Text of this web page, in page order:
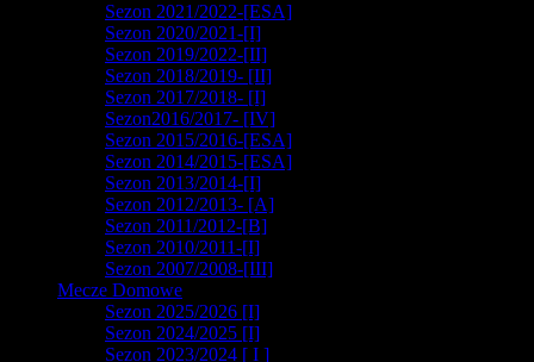
Sezon 2021/2022-[ESA]
Sezon 2020/2021-[I]
Sezon 2019/2022-[II]
Sezon 2018/2019- [II]
Sezon 2017/2018- [I]
Sezon2016/2017- [IV]
Sezon 2015/2016-[ESA]
Sezon 2014/2015-[ESA]
Sezon 2013/2014-[I]
Sezon 2012/2013- [A]
Sezon 2011/2012-[B]
Sezon 2010/2011-[I]
Sezon 2007/2008-[III]
Mecze Domowe
Sezon 2025/2026 [I]
Sezon 2024/2025 [I]
Sezon 2023/2024 [ I ]